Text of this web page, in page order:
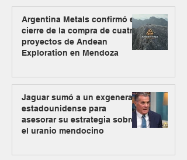
Argentina Metals confirmó el
cierre de la compra de cuatro
proyectos de Andean
Exploration en Mendoza
Jaguar sumó a un exgeneral
estadounidense para
asesorar su estrategia sobre
el uranio mendocino